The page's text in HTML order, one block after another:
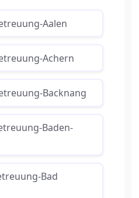
Aalen
Achern
Backnang
Baden-
Bad